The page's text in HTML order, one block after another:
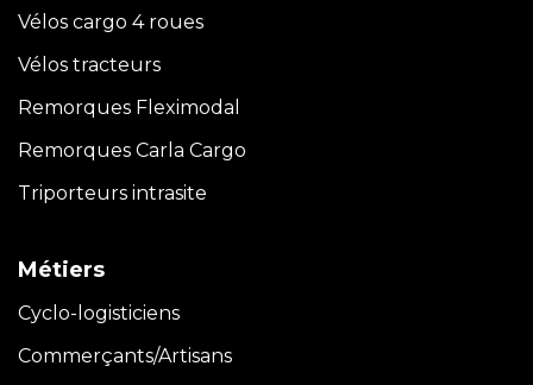
Vélos cargo 4 roues
Vélos tracteurs
Remorques Fleximodal
Remorques Carla Cargo
Triporteurs intrasite
Métiers
Cyclo-logisticiens
Commerçants/Artisans